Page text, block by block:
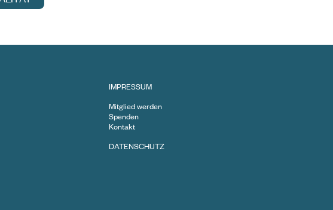
IMPRESSUM
Mitglied werden
Spenden
Kontakt
DATENSCHUTZ